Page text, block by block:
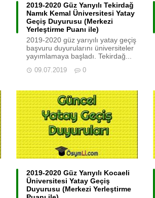
2019-2020 Güz Yarıyılı Tekirdağ
Namık Kemal Üniversitesi Yatay
Geçiş Duyurusu (Merkezi
Yerleştirme Puanı ile)
2019-2020 güz yarıyılı yatay geçiş
başvuru duyurularını üniversiteler
yayımlamaya başladı. Tekirdağ...
09.07.2019 0
2019-2020 Güz Yarıyılı Kocaeli
Üniversitesi Yatay Geçiş
Duyurusu (Merkezi Yerleştirme